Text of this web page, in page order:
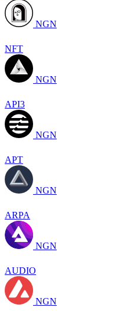
NGN
NFT
NGN
API3
NGN
APT
NGN
ARPA
NGN
AUDIO
NGN